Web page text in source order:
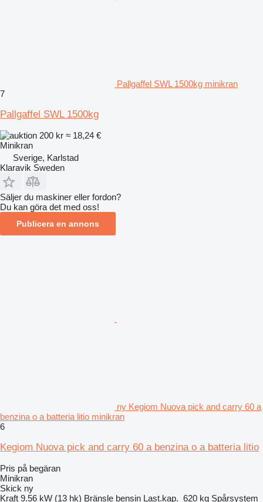
Pallgaffel SWL 1500kg minikran
7
Pallgaffel SWL 1500kg
200 kr ≈ 18,24 €
Minikran
Sverige, Karlstad
Klaravik Sweden
Säljer du maskiner eller fordon?
Du kan göra det med oss!
Publicera en annons
ny Kegiom Nuova pick and carry 60 a
benzina o a batteria litio minikran
6
Kegiom Nuova pick and carry 60 a benzina o a batteria litio
Pris på begäran
Minikran
Skick ny
Kraft 9.56 kW (13 hk) Bränsle bensin Last.kap. 620 kg Spårsystem